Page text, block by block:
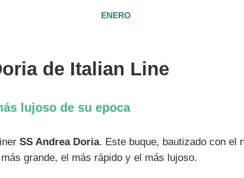
ENERO
de Italian Line
lujoso de su epoca
SS Andrea Doria. Este buque, bautizado con el
grande, el más rápido y el más lujoso.